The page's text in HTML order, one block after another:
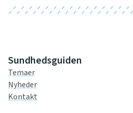
Sundhedsguiden
Temaer
Nyheder
Kontakt